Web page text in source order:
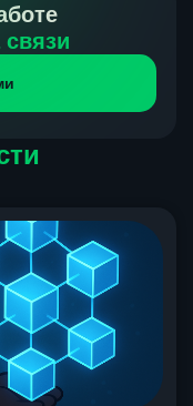
другой части
является
напиши в онлайн-